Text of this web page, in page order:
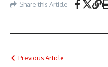
Share this Article
Previous Article